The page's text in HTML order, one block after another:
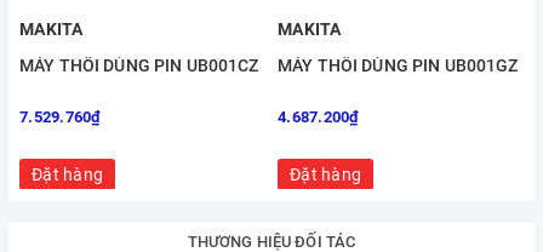
MAKITA
MÁY THỔI DÙNG PIN UB001CZ
7.529.760₫
Đặt hàng
MAKITA
MÁY THỔI DÙNG PIN UB001GZ
4.687.200₫
Đặt hàng
THƯƠNG HIỆU ĐỐI TÁC